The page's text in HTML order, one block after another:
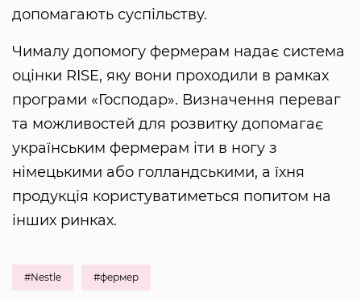
допомагають суспільству.
Чималу допомогу фермерам надає система
оцінки RISE, яку вони проходили в рамках
програми «Господар». Визначення переваг
та можливостей для розвитку допомагає
українським фермерам іти в ногу з
німецькими або голландськими, а їхня
продукція користуватиметься попитом на
інших ринках.
#Nestle #фермер